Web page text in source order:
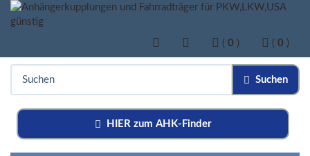
( 0 ) ( 0 )
Suchen
HIER zum AHK-Finder